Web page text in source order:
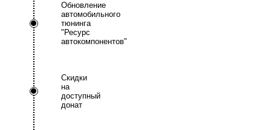
Обновление
автомобильного
тюнинга
"Ресурс
автокомпонентов"
Скидки
на
доступный
донат